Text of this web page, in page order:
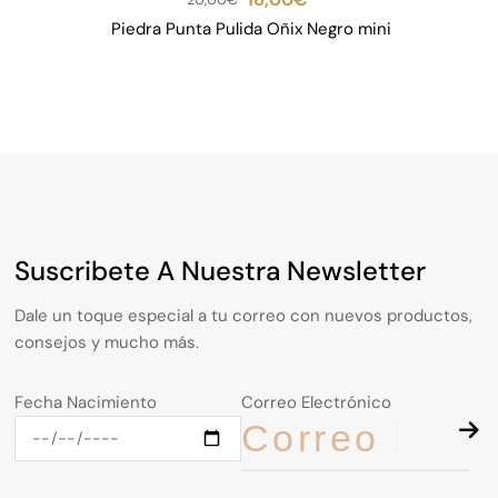
Piedra Punta Pulida Oñix Negro mini
Suscribete A Nuestra Newsletter
Dale un toque especial a tu correo con nuevos productos,
consejos y mucho más.
Fecha Nacimiento Correo Electrónico